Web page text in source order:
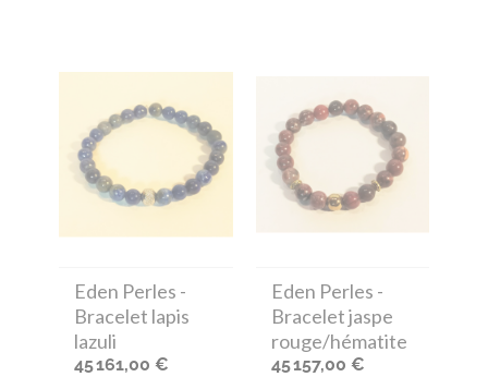
Eden Perles -
Bracelet lapis
lazuli
45 161,00 €
Eden Perles -
Bracelet jaspe
rouge/hématite
45 157,00 €